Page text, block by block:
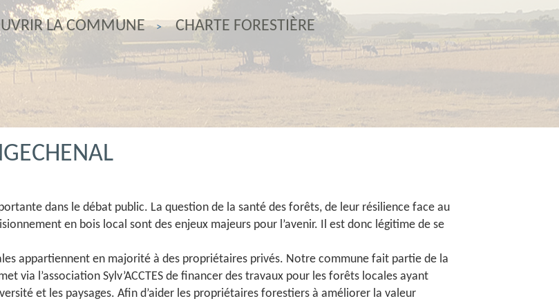
LA COMMUNE CHARTE FORESTIÈRE
dans le débat public. La question de la santé des forêts, de leur résilience face au
en bois local sont des enjeux majeurs pour l’avenir. Il est donc légitime de se
appartiennent en majorité à des propriétaires privés. Notre commune fait partie de la
via l’association Sylv’ACCTES de financer des travaux pour les forêts locales ayant
et les paysages. Afin d’aider les propriétaires forestiers à améliorer la valeur